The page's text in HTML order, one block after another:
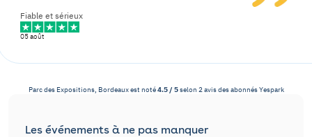
Fiable et sérieux
05 août
Parc des Expositions, Bordeauxest noté4.5/ 5selon 2avis des abonnésYespark
Les événements à ne pas manquer